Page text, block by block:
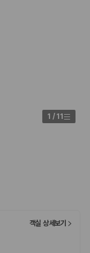
1 / 11
객실 상세보기